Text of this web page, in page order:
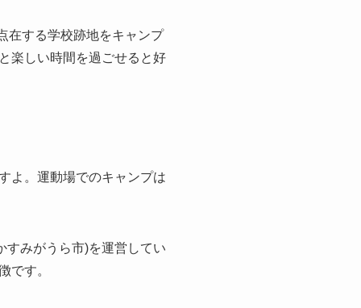
在する学校跡地をキャンプ
楽しい時間を過ごせると好
よ。運動場でのキャンプは
すみがうら市)を運営してい
です。